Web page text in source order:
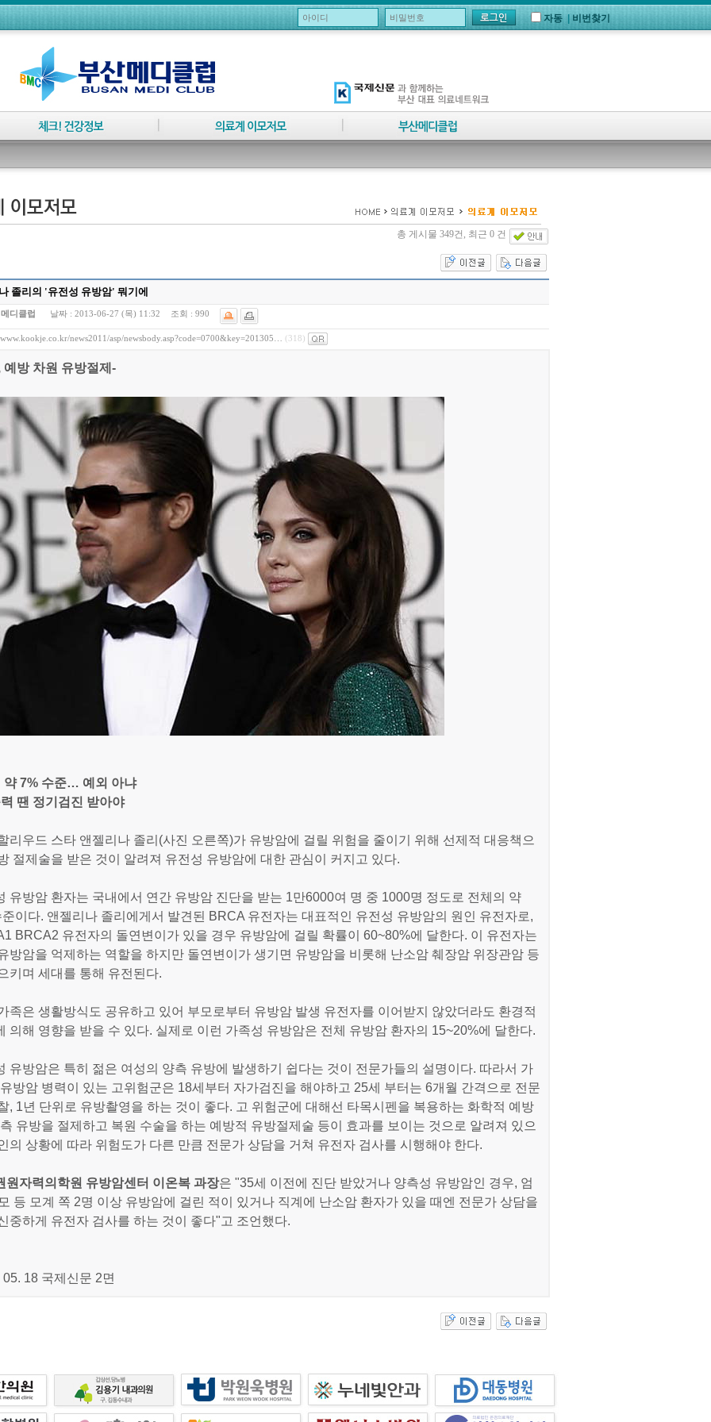
자동 비번찾기
총 게시물 349건, 최근 0 건
졸리의 '유전성 유방암' 뭐기에
메디클럽 날짜 : 2013-06-27 (목) 11:32 조회 : 990
news2011/asp/newsbody.asp?code=0700&key=201305… (318)
예방 차원 유방절제-
약 7% 수준… 예외 아냐
땐 정기검진 받아야
리우드 스타 앤젤리나 졸리(사진 오른쪽)가 유방암에 걸릴 위험을 줄이기 위해 선제적 대응책으
절제술을 받은 것이 알려져 유전성 유방암에 대한 관심이 커지고 있다.
유방암 환자는 국내에서 연간 유방암 진단을 받는 1만6000여 명 중 1000명 정도로 전체의 약
이다. 앤젤리나 졸리에게서 발견된 BRCA 유전자는 대표적인 유전성 유방암의 원인 유전자로,
BRCA2 유전자의 돌연변이가 있을 경우 유방암에 걸릴 확률이 60~80%에 달한다. 이 유전자는
방암을 억제하는 역할을 하지만 돌연변이가 생기면 유방암을 비롯해 난소암 췌장암 위장관암 등
키며 세대를 통해 유전된다.
족은 생활방식도 공유하고 있어 부모로부터 유방암 발생 유전자를 이어받지 않았더라도 환경적
의해 영향을 받을 수 있다. 실제로 이런 가족성 유방암은 전체 유방암 환자의 15~20%에 달한다.
유방암은 특히 젊은 여성의 양측 유방에 발생하기 쉽다는 것이 전문가들의 설명이다. 따라서 가
방암 병력이 있는 고위험군은 18세부터 자가검진을 해야하고 25세 부터는 6개월 간격으로 전문
, 1년 단위로 유방촬영을 하는 것이 좋다. 고 위험군에 대해선 타목시펜을 복용하는 화학적 예방
유방을 절제하고 복원 수술을 하는 예방적 유방절제술 등이 효과를 보이는 것으로 알려져 있으
의 상황에 따라 위험도가 다른 만큼 전문가 상담을 거쳐 유전자 검사를 시행해야 한다.
원자력의학원 유방암센터 이온복 과장은 "35세 이전에 진단 받았거나 양측성 유방암인 경우, 엄
등 모계 쪽 2명 이상 유방암에 걸린 적이 있거나 직계에 난소암 환자가 있을 때엔 전문가 상담을
중하게 유전자 검사를 하는 것이 좋다"고 조언했다.
18 국제신문 2면